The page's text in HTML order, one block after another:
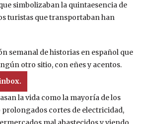
simbolizaban la quintaesencia de
turistas que transportaban han
semanal de historias en español que
otro sitio, con eñes y acentos.
la vida como la mayoría de los
cortes de electricidad,